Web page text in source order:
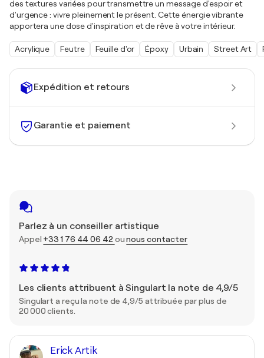
Expédition et retours
Garantie et paiement
Parlez à un conseiller artistique
Appel +33 1 76 44 06 42 ounous contacter
Les clients attribuent à Singulart la note de 4,9/5
Singulart a reçu la note de 4,9/5 attribuée par plus de
20 000 clients.
Erick Artik
des textures variées pour transmettre un message d'espoir et
d'urgence : vivre pleinement le présent. Cette énergie vibrante
apportera une dose d'inspiration et de rêve à votre intérieur.
Acrylique Feutre Feuille d'or Époxy Urbain Street Art